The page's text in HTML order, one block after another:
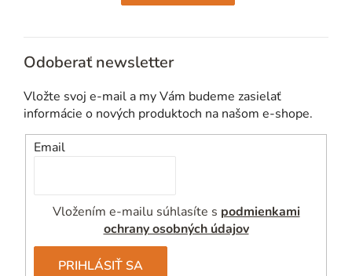
Odoberať newsletter
Vložte svoj e-mail a my Vám budeme zasielať
informácie o nových produktoch na našom e-shope.
Email
Vložením e-mailu súhlasíte s podmienkami
ochrany osobných údajov
PRIHLÁSIŤ SA